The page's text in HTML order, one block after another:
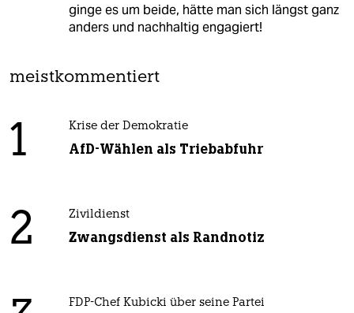
ginge es um beide, hätte man sich längst ganz
anders und nachhaltig engagiert!
meistkommentiert
1 Krise der Demokratie
AfD-Wählen als Triebabfuhr
2 Zivildienst
Zwangsdienst als Randnotiz
FDP-Chef Kubicki über seine Partei